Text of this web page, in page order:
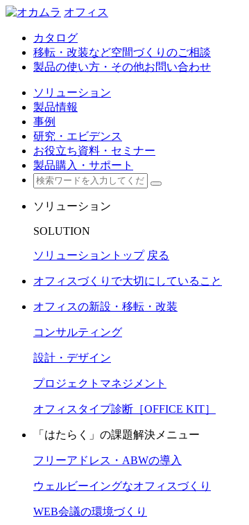
オフィス
カタログ
移転・改装など空間づくりのご相談
製品の使い方・その他お問い合わせ
ソリューション
製品情報
事例
研究・エビデンス
お役立ち資料・セミナー
製品購入・サポート
ソリューション
SOLUTION
ソリューショントップ 戻る
オフィスづくりで大切にしていること
オフィスの新設・移転・改装
コンサルティング
設計・デザイン
プロジェクトマネジメント
オフィスタイプ診断［OFFICE KIT］
「はたらく」の課題解決メニュー
フリーアドレス・ABWの導入
ウェルビーイングなオフィスづくり
WEB会議の環境づくり